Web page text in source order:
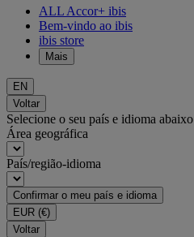
ALL Accor+ ibis
Bem-vindo ao ibis
ibis store
Mais
EN
Voltar
Selecione o seu país e idioma abaixo
Área geográfica
País/região-idioma
Confirmar o meu país e idioma
EUR (€)
Voltar